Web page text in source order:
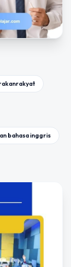
bahasa inggris